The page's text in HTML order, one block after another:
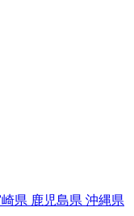
県 鹿児島県 沖縄県